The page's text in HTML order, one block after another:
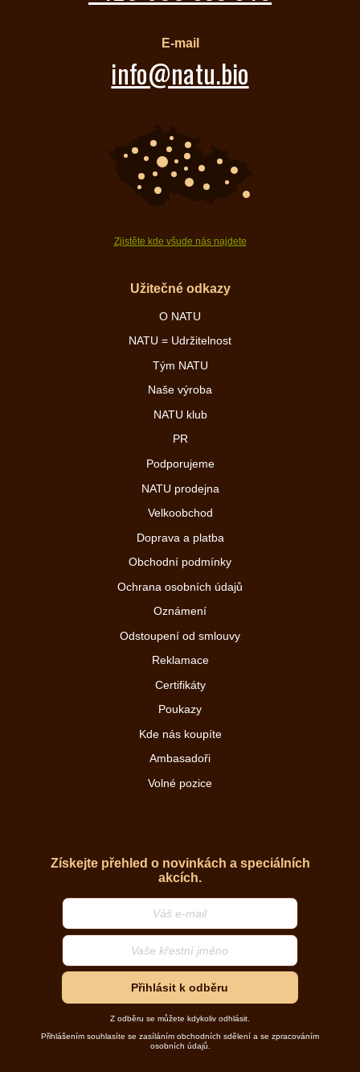
E-mail
info@natu.bio
Zjistěte kde všude nás najdete
Užitečné odkazy
O NATU
NATU = Udržitelnost
Tým NATU
Naše výroba
NATU klub
PR
Podporujeme
NATU prodejna
Velkoobchod
Doprava a platba
Obchodní podmínky
Ochrana osobních údajů
Oznámení
Odstoupení od smlouvy
Reklamace
Certifikáty
Poukazy
Kde nás koupíte
Ambasadoři
Volné pozice
Získejte přehled o novinkách a speciálních
akcích.
Přihlásit k odběru
Z odběru se můžete kdykoliv odhlásit.
Přihlášením souhlasíte se zasíláním obchodních sdělení a se zpracováním
osobních údajů.